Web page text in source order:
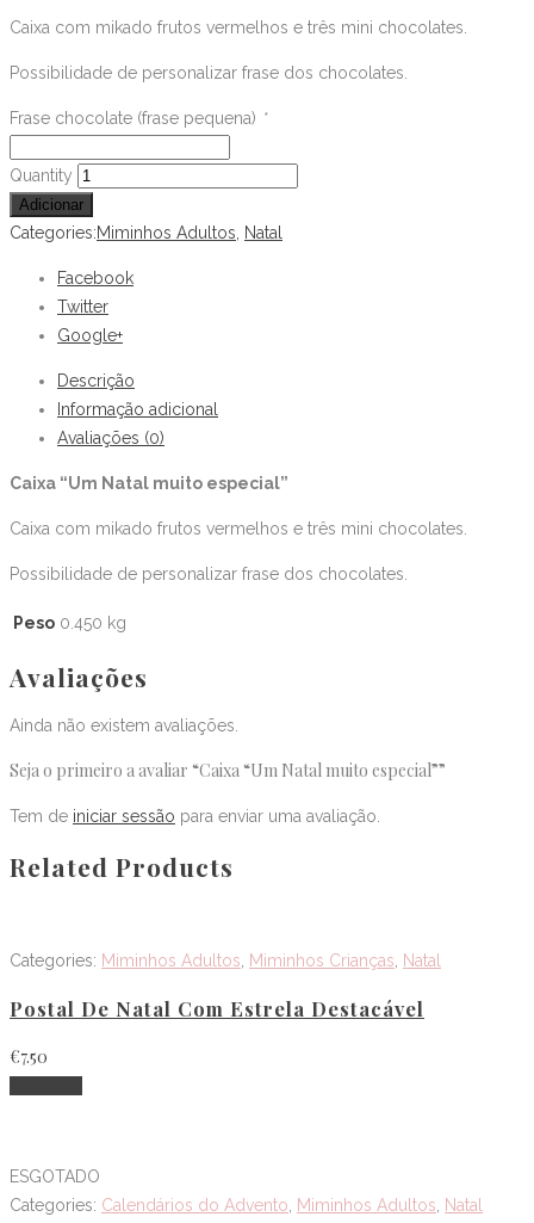
Caixa com mikado frutos vermelhos e três mini chocolates.
Possibilidade de personalizar frase dos chocolates.
Frase chocolate (frase pequena) *
Caixa
"Um
Natal
especial"
quantity
Quantity
Adicionar
Categories:Miminhos Adultos, Natal
Facebook
Twitter
Google+
Descrição
Informação adicional
Avaliações (0)
Caixa “Um Natal muito especial”
Caixa com mikado frutos vermelhos e três mini chocolates.
Possibilidade de personalizar frase dos chocolates.
Peso 0.450 kg
Avaliações
Ainda não existem avaliações.
Seja o primeiro a avaliar “Caixa “Um Natal muito especial””
Tem de iniciar sessão para enviar uma avaliação.
Related Products
Categories: Miminhos Adultos Miminhos Crianças Natal
Postal De Natal Com Estrela Destacável
€7.50
ESGOTADO
Categories: Calendários do Advento Miminhos Adultos Natal